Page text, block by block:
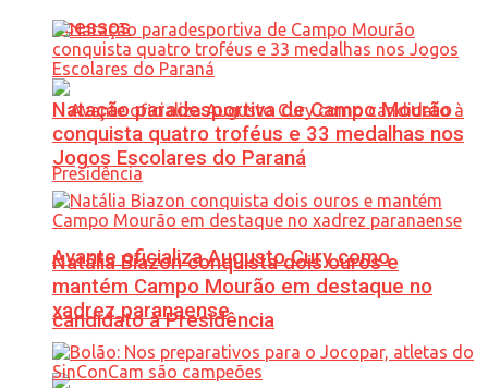
acessos
Avante oficializa Augusto Cury como
candidato à Presidência
Natação paradesportiva de Campo Mourão
conquista quatro troféus e 33 medalhas nos
Jogos Escolares do Paraná
Natália Biazon conquista dois ouros e
mantém Campo Mourão em destaque no
xadrez paranaense